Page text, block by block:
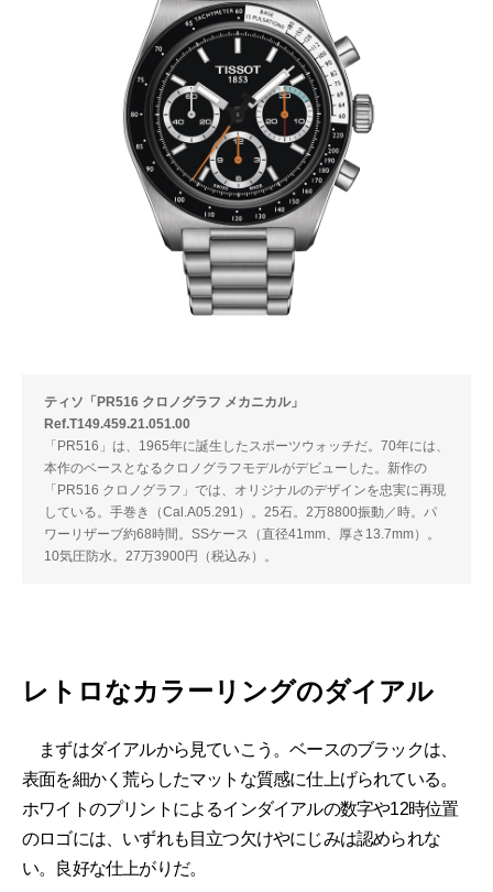
ティソ「PR516 クロノグラフ メカニカル」
Ref.T149.459.21.051.00
「PR516」は、1965年に誕生したスポーツウォッチだ。70年には、
本作のベースとなるクロノグラフモデルがデビューした。新作の
「PR516 クロノグラフ」では、オリジナルのデザインを忠実に再現
している。手巻き（Cal.A05.291）。25石。2万8800振動／時。パ
ワーリザーブ約68時間。SSケース（直径41mm、厚さ13.7mm）。
10気圧防水。27万3900円（税込み）。
レトロなカラーリングのダイアル
まずはダイアルから見ていこう。ベースのブラックは、
表面を細かく荒らしたマットな質感に仕上げられている。
ホワイトのプリントによるインダイアルの数字や12時位置
のロゴには、いずれも目立つ欠けやにじみは認められな
い。良好な仕上がりだ。